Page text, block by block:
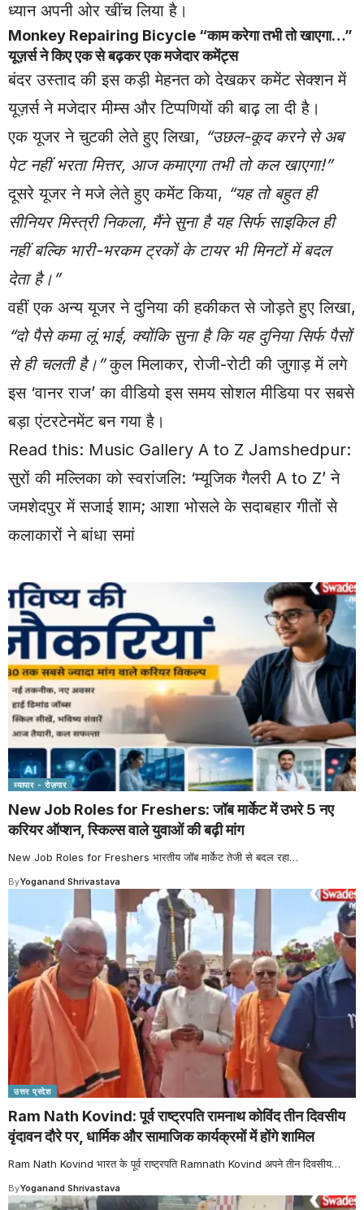
ध्यान अपनी ओर खींच लिया है।
Monkey Repairing Bicycle “काम करेगा तभी तो खाएगा…”
यूज़र्स ने किए एक से बढ़कर एक मजेदार कमेंट्स
बंदर उस्ताद की इस कड़ी मेहनत को देखकर कमेंट सेक्शन में
यूज़र्स ने मजेदार मीम्स और टिप्पणियों की बाढ़ ला दी है।
एक यूजर ने चुटकी लेते हुए लिखा, “उछल-कूद करने से अब
पेट नहीं भरता मित्तर, आज कमाएगा तभी तो कल खाएगा!”
दूसरे यूजर ने मजे लेते हुए कमेंट किया, “यह तो बहुत ही
सीनियर मिस्त्री निकला, मैंने सुना है यह सिर्फ साइकिल ही
नहीं बल्कि भारी-भरकम ट्रकों के टायर भी मिनटों में बदल
देता है।”
वहीं एक अन्य यूजर ने दुनिया की हकीकत से जोड़ते हुए लिखा,
“दो पैसे कमा लूं भाई, क्योंकि सुना है कि यह दुनिया सिर्फ पैसों
से ही चलती है।”कुल मिलाकर, रोजी-रोटी की जुगाड़ में लगे
इस ‘वानर राज’ का वीडियो इस समय सोशल मीडिया पर सबसे
बड़ा एंटरटेनमेंट बन गया है।
Read this: Music Gallery A to Z Jamshedpur:
सुरों की मल्लिका को स्वरांजलि: ‘म्यूजिक गैलरी A to Z’ ने
जमशेदपुर में सजाई शाम; आशा भोसले के सदाबहार गीतों से
कलाकारों ने बांधा समां
व्यापार - रोज़गार
New Job Roles for Freshers: जॉब मार्केट में उभरे 5 नए
करियर ऑप्शन, स्किल्स वाले युवाओं की बढ़ी मांग
New Job Roles for Freshers भारतीय जॉब मार्केट तेजी से बदल रहा…
ByYoganand Shrivastava
उत्तर प्रदेश
Ram Nath Kovind: पूर्व राष्ट्रपति रामनाथ कोविंद तीन दिवसीय
वृंदावन दौरे पर, धार्मिक और सामाजिक कार्यक्रमों में होंगे शामिल
Ram Nath Kovind भारत के पूर्व राष्ट्रपति Ramnath Kovind अपने तीन दिवसीय…
ByYoganand Shrivastava